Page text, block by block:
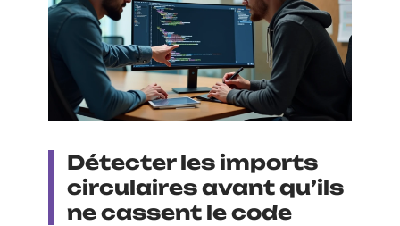
Détecter les imports
circulaires avant qu’ils
ne cassent le code